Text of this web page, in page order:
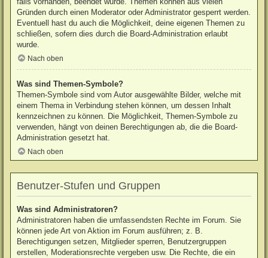
Gründen durch einen Moderator oder Administrator gesperrt werden.
Eventuell hast du auch die Möglichkeit, deine eigenen Themen zu
schließen, sofern dies durch die Board-Administration erlaubt
wurde.
Nach oben
Was sind Themen-Symbole?
Themen-Symbole sind vom Autor ausgewählte Bilder, welche mit
einem Thema in Verbindung stehen können, um dessen Inhalt
kennzeichnen zu können. Die Möglichkeit, Themen-Symbole zu
verwenden, hängt von deinen Berechtigungen ab, die die Board-
Administration gesetzt hat.
Nach oben
Benutzer-Stufen und Gruppen
Was sind Administratoren?
Administratoren haben die umfassendsten Rechte im Forum. Sie
können jede Art von Aktion im Forum ausführen; z. B.
Berechtigungen setzen, Mitglieder sperren, Benutzergruppen
erstellen, Moderationsrechte vergeben usw. Die Rechte, die ein